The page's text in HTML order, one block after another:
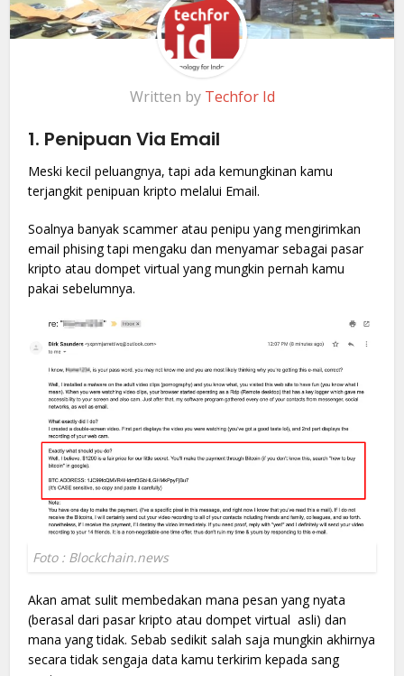
Written by Techfor Id
1. Penipuan Via Email
Meski kecil peluangnya, tapi ada kemungkinan kamu
terjangkit penipuan kripto melalui Email.
Soalnya banyak scammer atau penipu yang mengirimkan
email phising tapi mengaku dan menyamar sebagai pasar
kripto atau dompet virtual yang mungkin pernah kamu
pakai sebelumnya.
Foto : Blockchain.news
Akan amat sulit membedakan mana pesan yang nyata
(berasal dari pasar kripto atau dompet virtual asli) dan
mana yang tidak. Sebab sedikit salah saja mungkin akhirnya
secara tidak sengaja data kamu terkirim kepada sang